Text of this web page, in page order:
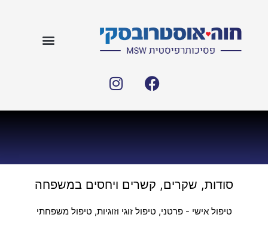
סודות, שקרים, קשרים ויחסים במשפחה
טיפול אישי - פרטני, טיפול זוגי וזוגיות, טיפול משפחתי